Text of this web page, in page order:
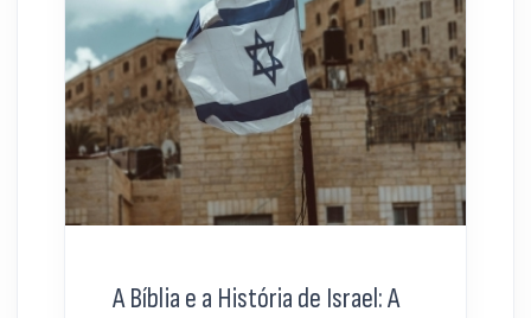
A Bíblia e a História de Israel: A